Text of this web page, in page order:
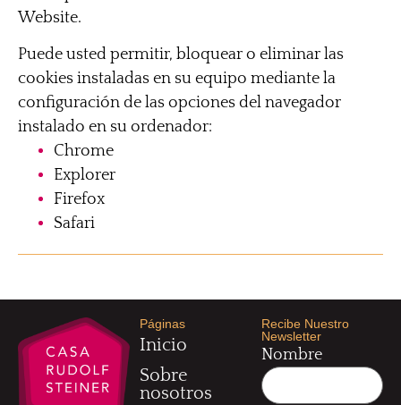
Website.
Puede usted permitir, bloquear o eliminar las
cookies instaladas en su equipo mediante la
configuración de las opciones del navegador
instalado en su ordenador:
Chrome
Explorer
Firefox
Safari
Páginas
Inicio
Sobre
nosotros
Recibe Nuestro
Newsletter
Nombre